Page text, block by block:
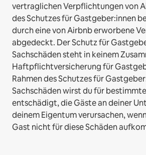
vertraglichen Verpflichtungen von
des Schutzes für Gastgeber:innen
durch eine von Airbnb erworbene
abgedeckt. Der Schutz für
Sachschäden steht in keinem
Haftpflichtversicherung für
Rahmen des Schutzes für
Sachschäden wirst du für
entschädigt, die Gäste an deiner
deinem Eigentum verursachen,
Gast nicht für diese Schäden